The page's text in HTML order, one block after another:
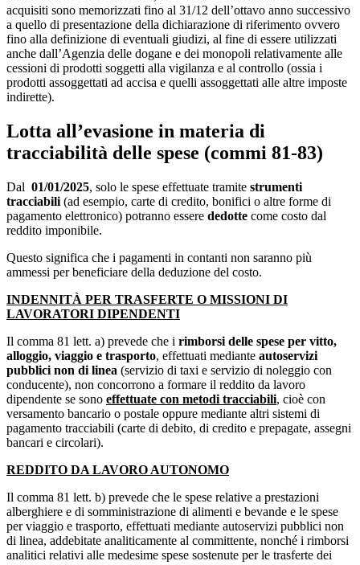
acquisiti sono memorizzati fino al 31/12 dell’ottavo anno successivo
a quello di presentazione della dichiarazione di riferimento ovvero
fino alla definizione di eventuali giudizi, al fine di essere utilizzati
anche dall’Agenzia delle dogane e dei monopoli relativamente alle
cessioni di prodotti soggetti alla vigilanza e al controllo (ossia i
prodotti assoggettati ad accisa e quelli assoggettati alle altre imposte
indirette).
Lotta all’evasione in materia di
tracciabilità delle spese (commi 81-83)
Dal 01/01/2025, solo le spese effettuate tramite strumenti
tracciabili (ad esempio, carte di credito, bonifici o altre forme di
pagamento elettronico) potranno essere dedotte come costo dal
reddito imponibile.
Questo significa che i pagamenti in contanti non saranno più
ammessi per beneficiare della deduzione del costo.
INDENNITÀ PER TRASFERTE O MISSIONI DI
LAVORATORI DIPENDENTI
Il comma 81 lett. a) prevede che i rimborsi delle spese per vitto,
alloggio, viaggio e trasporto, effettuati mediante autoservizi
pubblici non di linea (servizio di taxi e servizio di noleggio con
conducente), non concorrono a formare il reddito da lavoro
dipendente se sono effettuate con metodi tracciabili, cioè con
versamento bancario o postale oppure mediante altri sistemi di
pagamento tracciabili (carte di debito, di credito e prepagate, assegni
bancari e circolari).
REDDITO DA LAVORO AUTONOMO
Il comma 81 lett. b) prevede che le spese relative a prestazioni
alberghiere e di somministrazione di alimenti e bevande e le spese
per viaggio e trasporto, effettuati mediante autoservizi pubblici non
di linea, addebitate analiticamente al committente, nonché i rimborsi
analitici relativi alle medesime spese sostenute per le trasferte dei